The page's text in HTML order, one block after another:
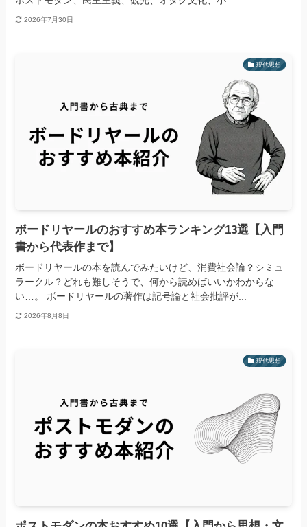
2026年7月30日
現代思想
ボードリヤールのおすすめ本ランキング13選【入門
書から代表作まで】
ボードリヤールの本を読んでみたいけど、消費社会論？シミュ
ラークル？どれも難しそうで、何から読めばいいかわからな
い…。 ボードリヤールの著作は記号論と社会批評が...
2026年8月8日
現代思想